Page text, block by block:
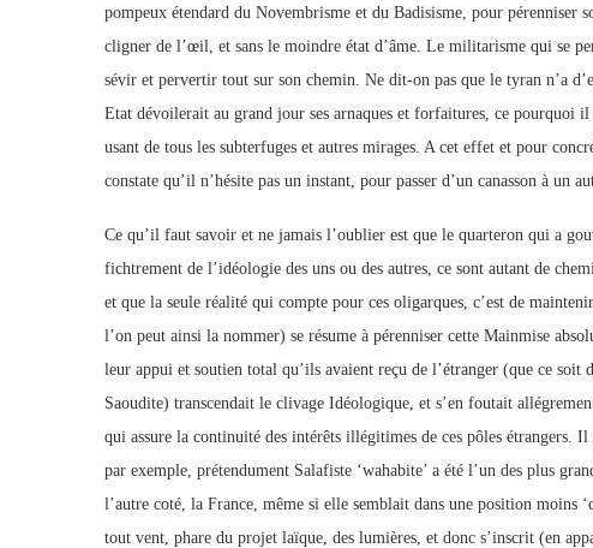
pompeux étendard du Novembrisme et du Badisisme, pour pérenniser
cligner de l’œil, et sans le moindre état d’âme. Le militarisme qui se
sévir et pervertir tout sur son chemin. Ne dit-on pas que le tyran n’a
Etat dévoilerait au grand jour ses arnaques et forfaitures, ce pourquoi
usant de tous les subterfuges et autres mirages. A cet effet et pour
constate qu’il n’hésite pas un instant, pour passer d’un canasson à un
Ce qu’il faut savoir et ne jamais l’oublier est que le quarteron qui a
fichtrement de l’idéologie des uns ou des autres, ce sont autant de
et que la seule réalité qui compte pour ces oligarques, c’est de
l’on peut ainsi la nommer) se résume à pérenniser cette Mainmise
leur appui et soutien total qu’ils avaient reçu de l’étranger (que ce
Saoudite) transcendait le clivage Idéologique, et s’en foutait
qui assure la continuité des intérêts illégitimes de ces pôles étrangers.
par exemple, prétendument Salafiste ‘wahabite’ a été l’un des plus
l’autre coté, la France, même si elle semblait dans une position moins
tout vent, phare du projet laïque, des lumières, et donc s’inscrit (en